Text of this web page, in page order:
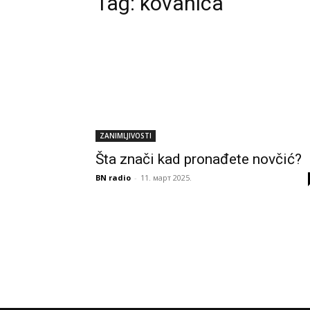
ZANIMLJIVOSTI
Šta znači kad pronađete novčić?
BN radio - 11. март 2025.